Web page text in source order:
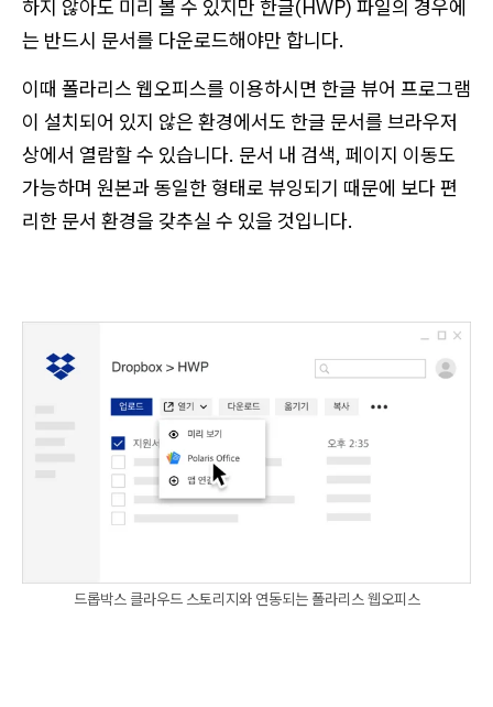
하지 않아도 미리 볼 수 있지만 한글(HWP) 파일의 경우에
는 반드시 문서를 다운로드해야만 합니다.
이때 폴라리스 웹오피스를 이용하시면 한글 뷰어 프로그램
이 설치되어 있지 않은 환경에서도 한글 문서를 브라우저
상에서 열람할 수 있습니다. 문서 내 검색, 페이지 이동도
가능하며 원본과 동일한 형태로 뷰잉되기 때문에 보다 편
리한 문서 환경을 갖추실 수 있을 것입니다.
드롭박스 클라우드 스토리지와 연동되는 폴라리스 웹오피스